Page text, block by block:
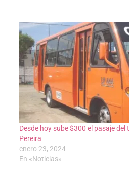
Desde hoy sube $300 el pasaje
Pereira
enero 23, 2024
En «Noticias»